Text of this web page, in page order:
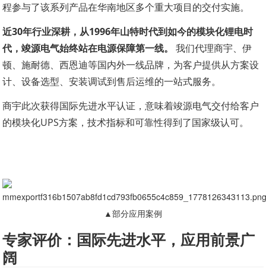
程参与了该系列产品在华南地区多个重大项目的交付实施。
近30年行业深耕，从1996年山特时代到如今的模块化锂电时
代，竣源电气始终站在电源保障第一线。
我们代理商宇、伊
顿、施耐德、西恩迪等国内外一线品牌，为客户提供从方案设
计、设备选型、安装调试到售后运维的一站式服务。
商宇此次获得国际先进水平认证，意味着竣源电气交付给客户
的模块化UPS方案，技术指标和可靠性得到了国家级认可。
▲部分应用案例
专家评价：国际先进水平，应用前景广
阔